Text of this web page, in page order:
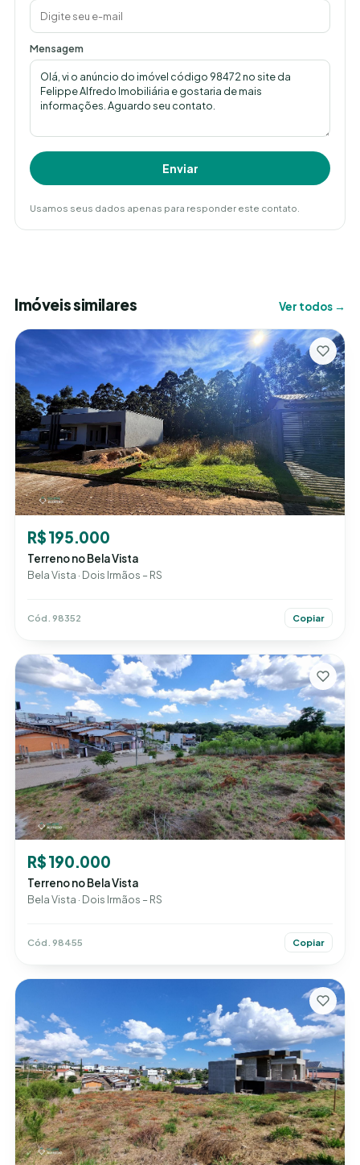
Mensagem
Enviar
Usamos seus dados apenas para responder este contato.
Imóveis similares Ver todos →
R$ 195.000
Terreno no Bela Vista
Bela Vista · Dois Irmãos – RS
Cód. 98352 Copiar
R$ 190.000
Terreno no Bela Vista
Bela Vista · Dois Irmãos – RS
Cód. 98455 Copiar